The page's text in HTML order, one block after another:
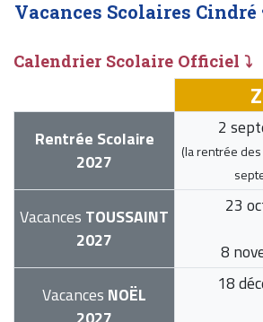
Vacances Scolaires Cindré
Calendrier Scolaire Officiel ⤵
Rentrée Scolaire
2027
2
(la rentrée
Vacances TOUSSAINT
2027
23
8
Vacances NOËL
18